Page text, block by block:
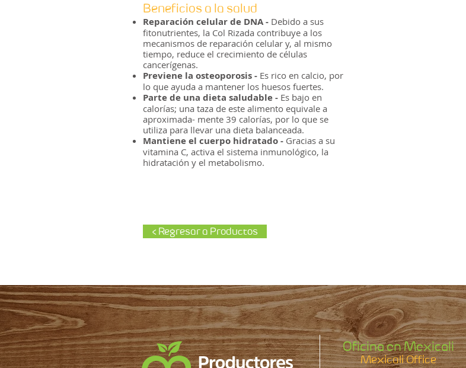
Beneficios a la salud
Reparación celular de DNA - Debido a sus
fitonutrientes, la Col Rizada contribuye a los
mecanismos de reparación celular y, al mismo
tiempo, reduce el crecimiento de células
cancerígenas.
Previene la osteoporosis - Es rico en calcio, por
lo que ayuda a mantener los huesos fuertes.
Parte de una dieta saludable - Es bajo en
calorías; una taza de este alimento equivale a
aproximada- mente 39 calorías, por lo que se
utiliza para llevar una dieta balanceada.
Mantiene el cuerpo hidratado - Gracias a su
vitamina C, activa el sistema inmunológico, la
hidratación y el metabolismo.
< Regresar a Productos
Oficina en Mexicali
Mexicali Office